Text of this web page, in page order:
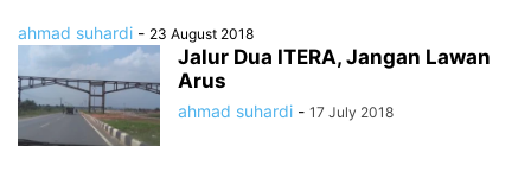
ahmad suhardi - 23 August 2018
Jalur Dua ITERA, Jangan Lawan
Arus
ahmad suhardi - 17 July 2018